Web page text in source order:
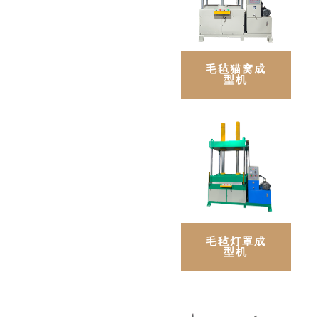
毛毡猫窝成
型机
毛毡灯罩成
型机